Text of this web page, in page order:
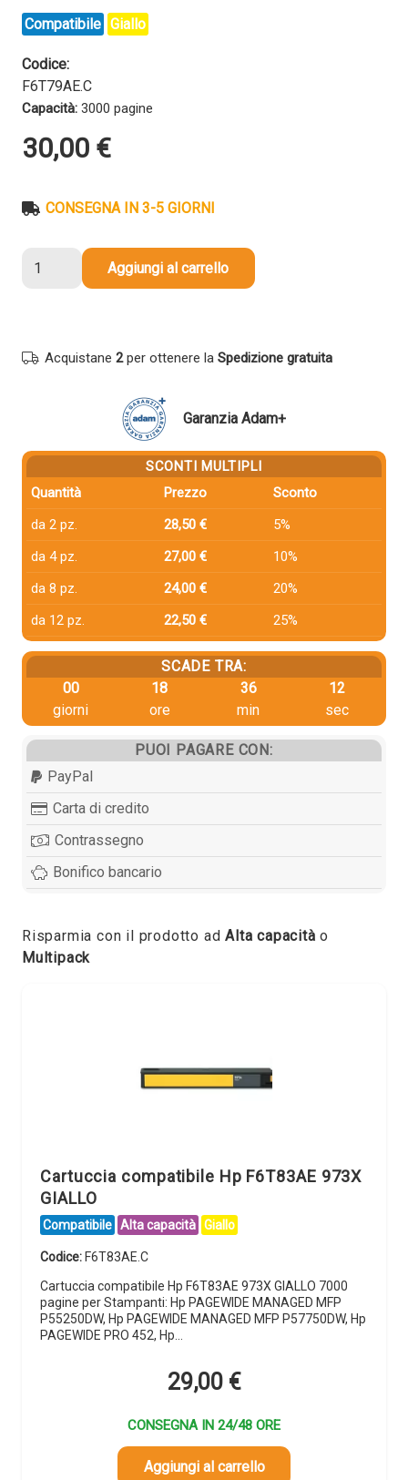
Compatibile Giallo
Codice:
F6T79AE.C
Capacità: 3000 pagine
30,00 €
CONSEGNA IN 3-5 GIORNI
compatibile
GIALLO
Aggiungi al carrello
Acquistane 2per ottenere la Spedizione gratuita
Garanzia Adam+
SCONTI MULTIPLI
Quantità
Prezzo
Sconto
da 2 pz.
28,50 €
5%
da 4 pz.
27,00 €
10%
da 8 pz.
24,00 €
20%
da 12 pz.
22,50 € 25%
SCADE TRA:
00
giorni
18
ore
36
min
12
sec
PUOI PAGARE CON:
PayPal
Carta di credito
Contrassegno
Bonifico bancario
Risparmia con il prodotto adAlta capacità o
Multipack
Cartuccia compatibile Hp F6T83AE 973X
GIALLO
Compatibile Alta capacità Giallo
Codice: F6T83AE.C
Cartuccia compatibile Hp F6T83AE 973X GIALLO 7000
pagine per Stampanti: Hp PAGEWIDE MANAGED MFP
P55250DW, Hp PAGEWIDE MANAGED MFP P57750DW, Hp
PAGEWIDE PRO 452, Hp…
29,00 €
CONSEGNA IN 24/48 ORE
Aggiungi al carrello